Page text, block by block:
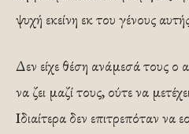
ψυχή εκείνη εκ του γένους
Δεν είχε θέση ανάμεσά τους ο
να ζει μαζί τους, ούτε να
Ιδιαίτερα δεν επιτρεπόταν να